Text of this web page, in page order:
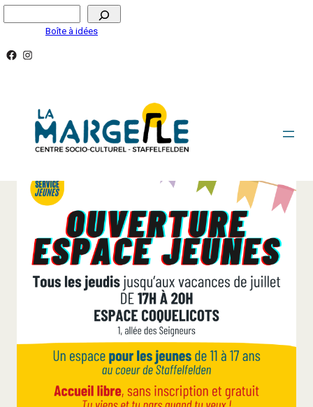
Aller
au
Facebook
Instagram
Boîte à idées
UN ESPACE DÉDIÉ AUX JEUNES À STAFFELFELDEN !